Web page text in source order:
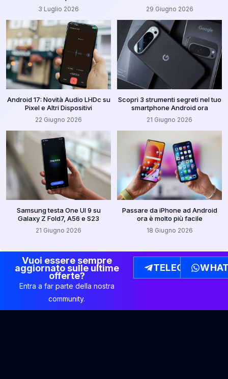
3 Luglio 2026 29 Giugno 2026
Android 17: Novità Audio LHDc su
Pixel e Altri Dispositivi
22 Giugno 2026
Scopri 3 strumenti segreti nel tuo
smartphone Android ora
21 Giugno 2026
Samsung testa One UI 9 su
Galaxy Z Fold7, A56 e S23
21 Giugno 2026
Passare da iPhone ad Android
ora è molto più facile
18 Giugno 2026
Vuoi essere sempre
aggiornato sulle ultime
offerte?
Entra a far parte della nostra
community.
TELEGRAM